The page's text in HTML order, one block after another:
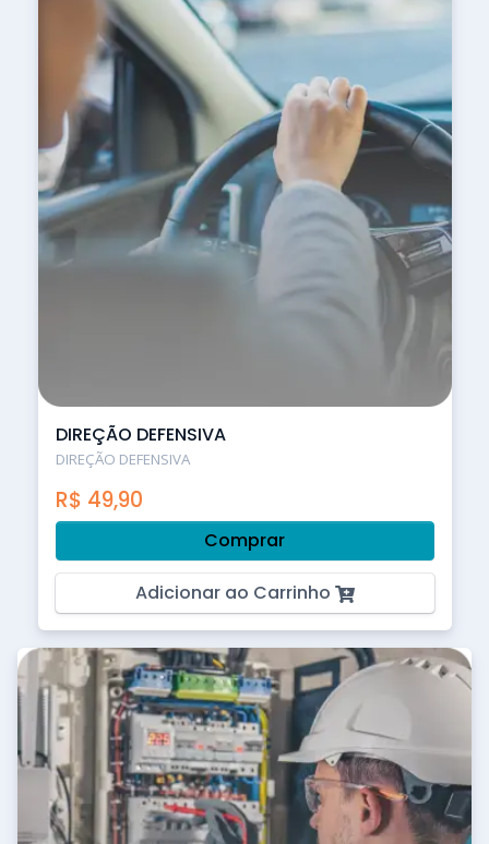
DIREÇÃO DEFENSIVA
DIREÇÃO DEFENSIVA
R$ 49,90
Comprar
Adicionar ao Carrinho